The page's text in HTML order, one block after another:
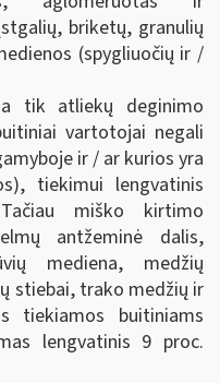
briketų, granulių
(spygliuočių ir /
tik atliekų deginimo
vartotojai negali
ir / ar kurios yra
tiekimui lengvatinis
miško kirtimo
antžeminė dalis,
mediena, medžių
stiebai, trako medžių ir
buitiniams
lengvatinis 9 proc.